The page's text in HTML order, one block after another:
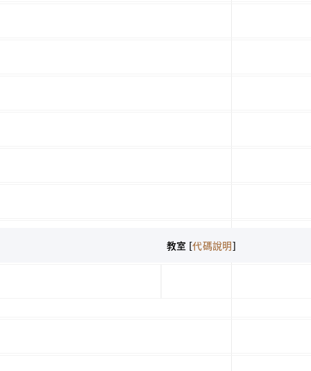
教室 [代碼說明]